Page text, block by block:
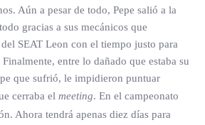
Aún a pesar de todo, Pepe salió a la
gracias a sus mecánicos que
SEAT Leon con el tiempo justo para
entre lo dañado que estaba su
que sufrió, le impidieron puntuar
cerraba el meeting. En el campeonato
Ahora tendrá apenas diez días para